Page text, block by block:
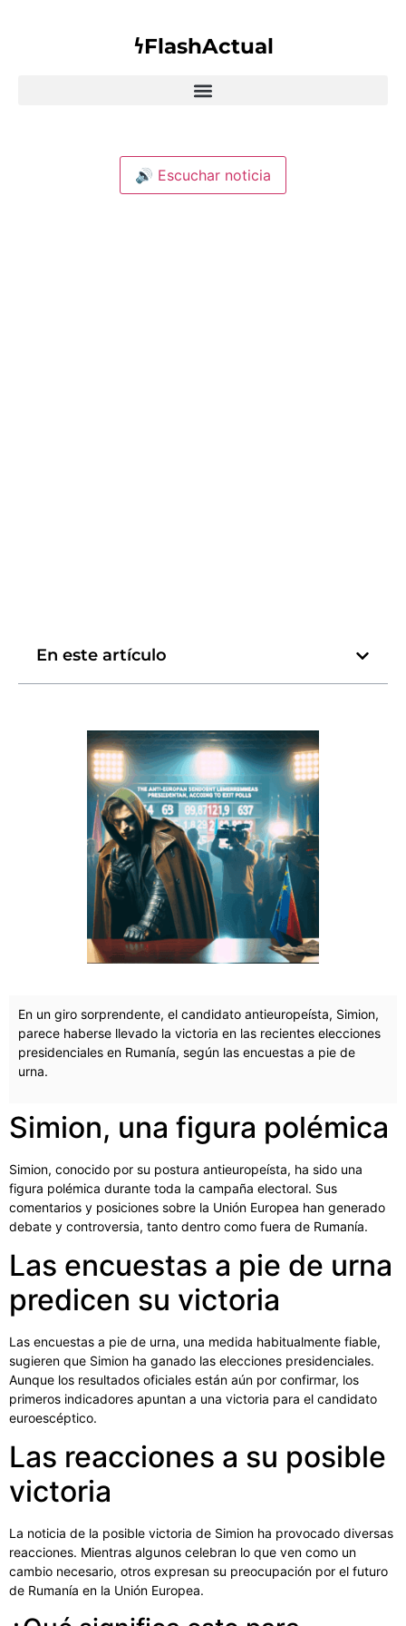
𐓏FlashActual
🔊 Escuchar noticia
En este artículo
En un giro sorprendente, el candidato antieuropeísta, Simion,
parece haberse llevado la victoria en las recientes elecciones
presidenciales en Rumanía, según las encuestas a pie de
urna.
Simion, una figura polémica
Simion, conocido por su postura antieuropeísta, ha sido una
figura polémica durante toda la campaña electoral. Sus
comentarios y posiciones sobre la Unión Europea han generado
debate y controversia, tanto dentro como fuera de Rumanía.
Las encuestas a pie de urna
predicen su victoria
Las encuestas a pie de urna, una medida habitualmente fiable,
sugieren que Simion ha ganado las elecciones presidenciales.
Aunque los resultados oficiales están aún por confirmar, los
primeros indicadores apuntan a una victoria para el candidato
euroescéptico.
Las reacciones a su posible
victoria
La noticia de la posible victoria de Simion ha provocado diversas
reacciones. Mientras algunos celebran lo que ven como un
cambio necesario, otros expresan su preocupación por el futuro
de Rumanía en la Unión Europea.